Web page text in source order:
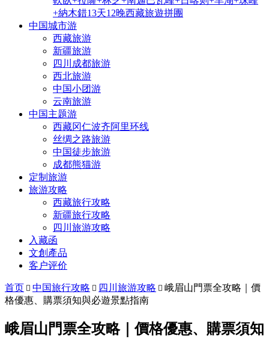
+納木錯13天12晚西藏旅遊拼團
中国城市游
西藏旅游
新疆旅游
四川成都旅游
西北旅游
中国小团游
云南旅游
中国主题游
西藏冈仁波齐阿里环线
丝绸之路旅游
中国徒步旅游
成都熊猫游
定制旅游
旅游攻略
西藏旅行攻略
新疆旅行攻略
四川旅游攻略
入藏函
文創產品
客户评价
首页  中国旅行攻略  四川旅游攻略  峨眉山門票全攻略｜價
格優惠、購票須知與必遊景點指南
峨眉山門票全攻略｜價格優惠、購票須知